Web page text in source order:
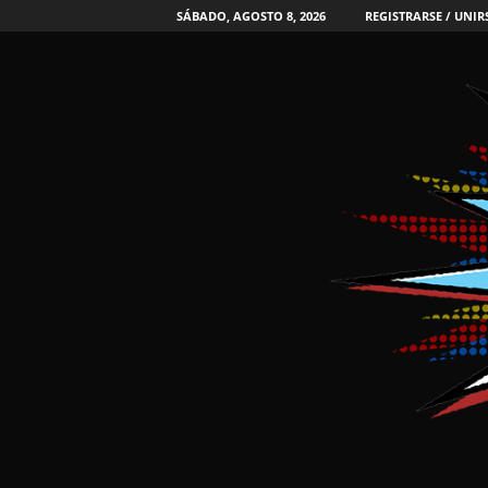
SÁBADO, AGOSTO 8, 2026 REGISTRARSE /